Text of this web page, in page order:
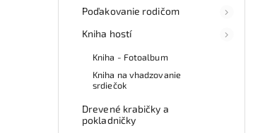
Poďakovanie rodičom
Kniha hostí
Kniha - Fotoalbum
Kniha na vhadzovanie
srdiečok
Drevené krabičky a
pokladničky